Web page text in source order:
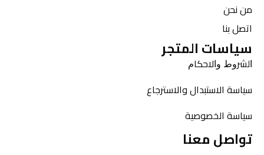
من نحن
اتصل بنا
سياسات المتجر
ﺍﻟﺸﺮﻭﻁ ﻭﺍﻻﺣﻜﺎﻡ
سياسة الاستبدال والاسترجاع
سياسة الخصوصية
تواصل معنا